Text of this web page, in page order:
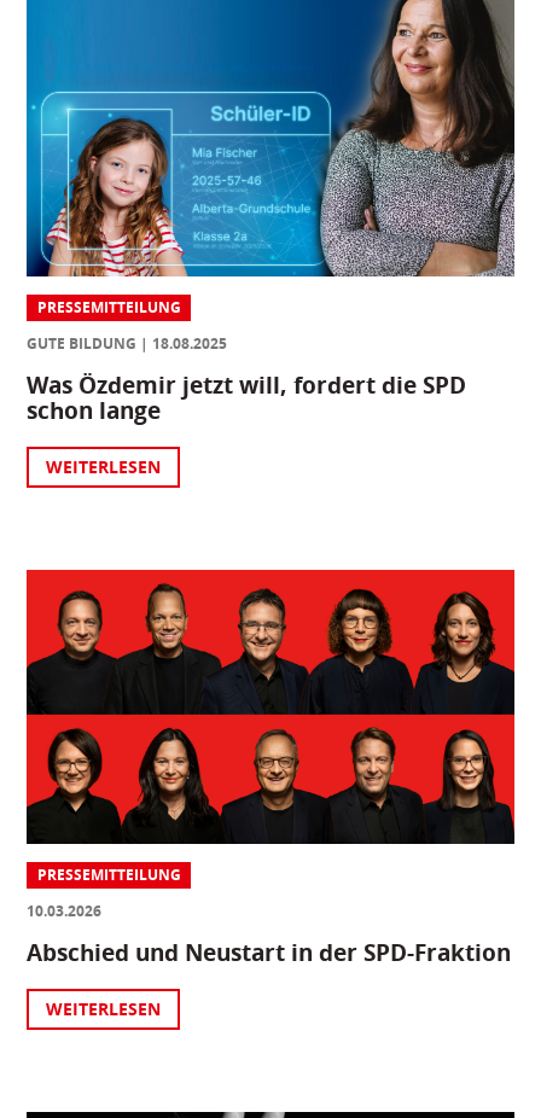
PRESSEMITTEILUNG
GUTE BILDUNG
18.08.2025
Was Özdemir jetzt will, fordert die SPD
schon lange
WEITERLESEN
PRESSEMITTEILUNG
10.03.2026
Abschied und Neustart in der SPD-Fraktion
WEITERLESEN